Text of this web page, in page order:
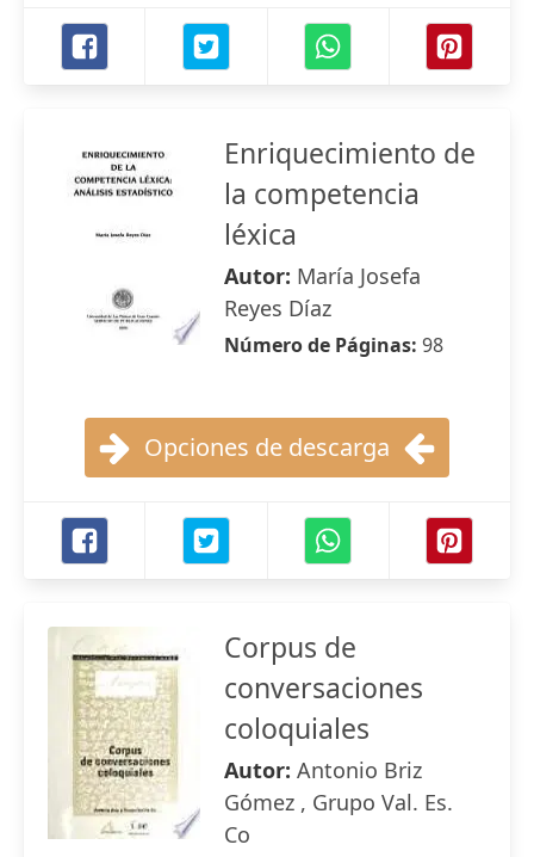
Enriquecimiento de
la competencia
léxica
Autor: María Josefa
Reyes Díaz
Número de Páginas: 98
Opciones de descarga
Corpus de
conversaciones
coloquiales
Autor: Antonio Briz
Gómez , Grupo Val. Es.
Co